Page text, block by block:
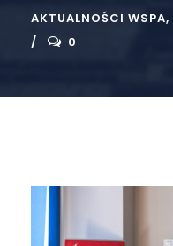
AKTUALNOŚCI WSPA,
0